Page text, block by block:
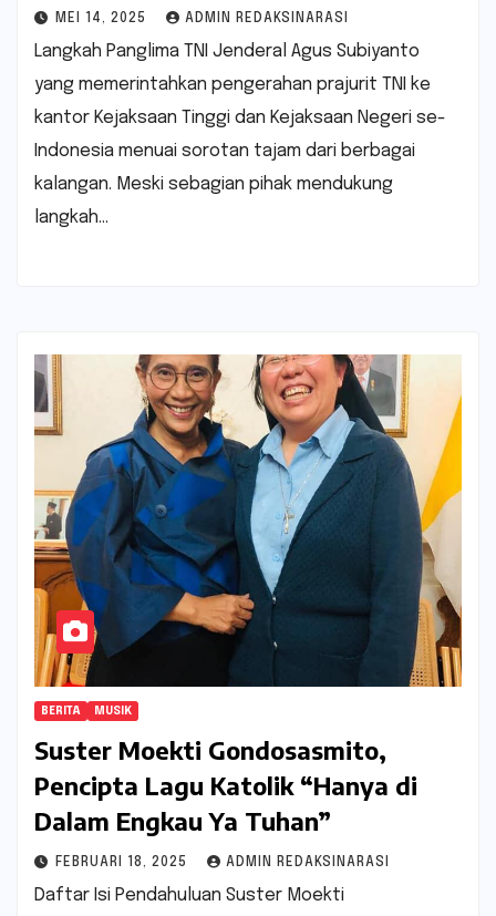
MEI 14, 2025 ADMIN REDAKSINARASI
Langkah Panglima TNI Jenderal Agus Subiyanto
yang memerintahkan pengerahan prajurit TNI ke
kantor Kejaksaan Tinggi dan Kejaksaan Negeri se-
Indonesia menuai sorotan tajam dari berbagai
kalangan. Meski sebagian pihak mendukung
langkah…
BERITA MUSIK
Suster Moekti Gondosasmito,
Pencipta Lagu Katolik “Hanya di
Dalam Engkau Ya Tuhan”
FEBRUARI 18, 2025 ADMIN REDAKSINARASI
Daftar Isi Pendahuluan Suster Moekti